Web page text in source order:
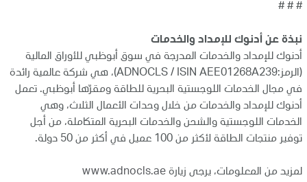
# # #
نبذة عن أدنوك للإمداد والخدمات
أدنوك للإمداد والخدمات المدرجة في سوق أبوظبي للأوراق المالية
(الرمز:ADNOCLS / ISIN AEE01268A239)، هي شركة عالمية رائدة
في مجال الخدمات اللوجستية البحرية للطاقة ومقرّها أبوظبي. تعمل
أدنوك للإمداد والخدمات من خلال وحدات الأعمال الثلاث، وهي
الخدمات اللوجستية والشحن والخدمات البحرية المتكاملة، من أجل
توفير منتجات الطاقة لأكثر من 100 عميل في أكثر من 50 دولة.
لمزيد من المعلومات، يرجى زيارةwww.adnocls.ae